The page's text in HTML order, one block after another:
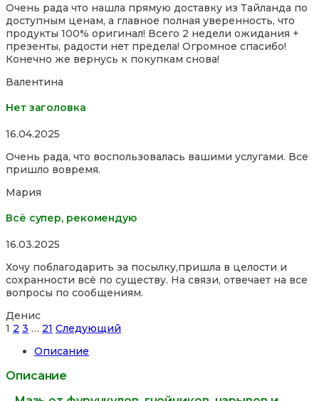
out
of
5
Очень рада что нашла прямую доставку из Тайланда по
доступным ценам, а главное полная уверенность, что
продукты 100% оригинал! Всего 2 недели ожидания +
презенты, радости нет предела! Огромное спасибо!
Конечно же вернусь к покупкам снова!
Валентина
Нет заголовка
Rated
out
of
16.04.2025
Очень рада, что воспользовалась вашими услугами. Все
пришло вовремя.
Мария
Всё супер, рекомендую
Rated
out
of
5
16.03.2025
Хочу поблагодарить за посылку,пришла в целости и
сохранности всё по существу. На связи, отвечает на все
вопросы по сообщениям.
Денис
Site
Reviews
Страница
1 Страница
2 Страница
3 … Страница
21 Следующий
Описание
Описание